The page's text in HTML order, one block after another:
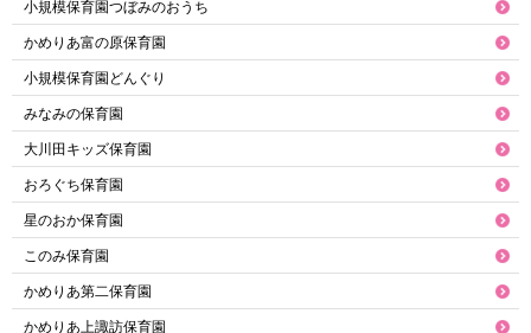
小規模保育園つぼみのおうち
かめりあ富の原保育園
小規模保育園どんぐり
みなみの保育園
大川田キッズ保育園
おろぐち保育園
星のおか保育園
このみ保育園
かめりあ第二保育園
かめりあ上諏訪保育園